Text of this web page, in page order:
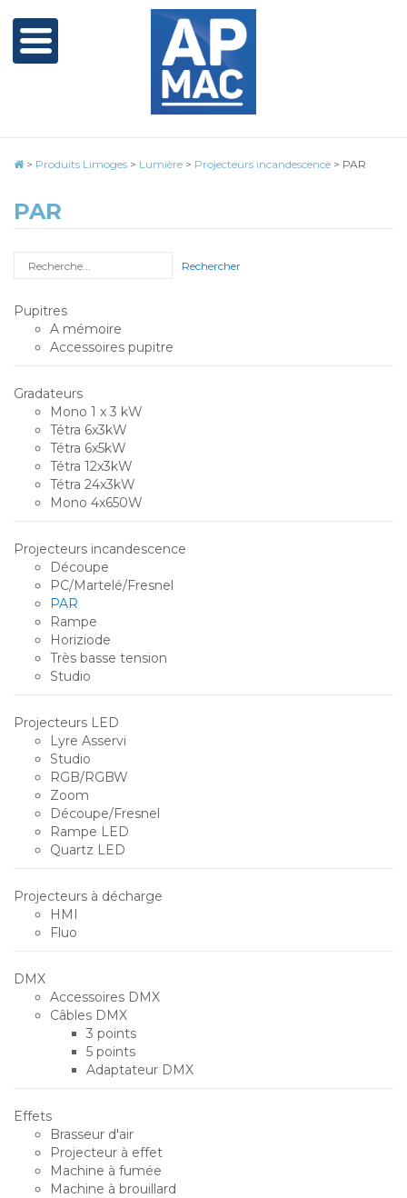
> Produits Limoges > Lumière > Projecteurs incandescence > PAR
PAR
Rechercher
Pupitres
A mémoire
Accessoires pupitre
Gradateurs
Mono 1 x 3 kW
Tétra 6x3kW
Tétra 6x5kW
Tétra 12x3kW
Tétra 24x3kW
Mono 4x650W
Projecteurs incandescence
Découpe
PC/Martelé/Fresnel
PAR
Rampe
Horiziode
Très basse tension
Studio
Projecteurs LED
Lyre Asservi
Studio
RGB/RGBW
Zoom
Découpe/Fresnel
Rampe LED
Quartz LED
Projecteurs à décharge
HMI
Fluo
DMX
Accessoires DMX
Câbles DMX
3 points
5 points
Adaptateur DMX
Effets
Brasseur d'air
Projecteur à effet
Machine à fumée
Machine à brouillard